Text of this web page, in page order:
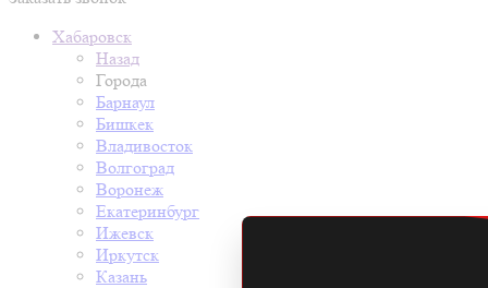
Хабаровск
Назад
Города
Барнаул
Бишкек
Владивосток
Волгоград
Воронеж
Екатеринбург
Ижевск
Иркутск
Казань